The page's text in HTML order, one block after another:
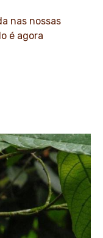
nas nossas
é agora